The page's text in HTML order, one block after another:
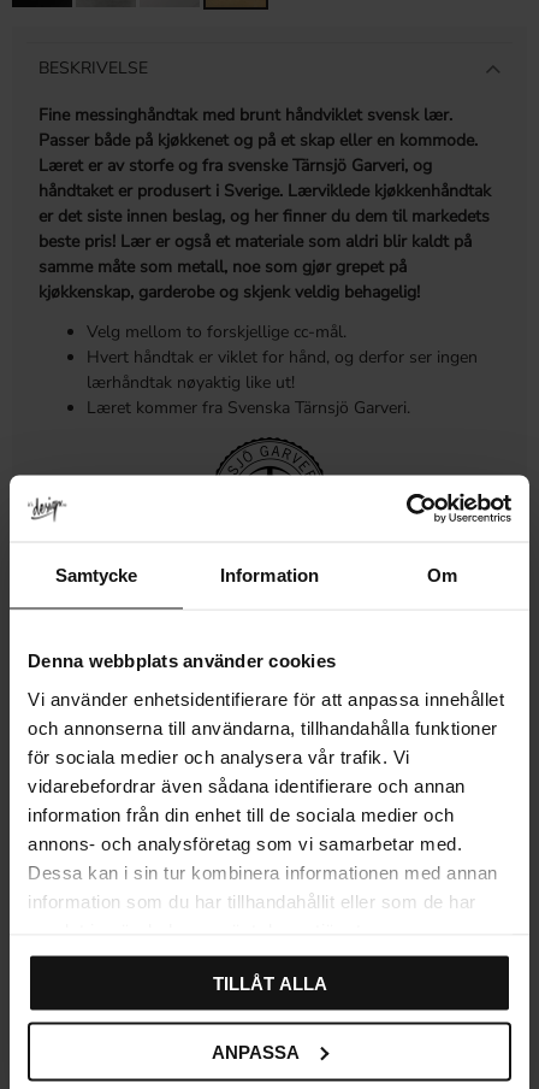
Samtycke Information Om
Denna webbplats använder cookies
Vi använder enhetsidentifierare för att anpassa innehållet
och annonserna till användarna, tillhandahålla funktioner
för sociala medier och analysera vår trafik. Vi
vidarebefordrar även sådana identifierare och annan
information från din enhet till de sociala medier och
annons- och analysföretag som vi samarbetar med.
Dessa kan i sin tur kombinera informationen med annan
information som du har tillhandahållit eller som de har
TILLÅT ALLA
ANPASSA
BESKRIVELSE
Fine messinghåndtak med brunt håndviklet svensk lær.
Passer både på kjøkkenet og på et skap eller en kommode.
Læret er av storfe og fra svenske Tärnsjö Garveri, og
håndtaket er produsert i Sverige. Lærviklede kjøkkenhåndtak
er det siste innen beslag, og her finner du dem til markedets
beste pris! Lær er også et materiale som aldri blir kaldt på
samme måte som metall, noe som gjør grepet på
kjøkkenskap, garderobe og skjenk veldig behagelig!
Velg mellom to forskjellige cc-mål.
Hvert håndtak er viklet for hånd, og derfor ser ingen
lærhåndtak nøyaktig like ut!
Læret kommer fra Svenska Tärnsjö Garveri.
MÅL OG MONTERING
MER INFORMASJON
ANMELDELSER
Relaterte produkter